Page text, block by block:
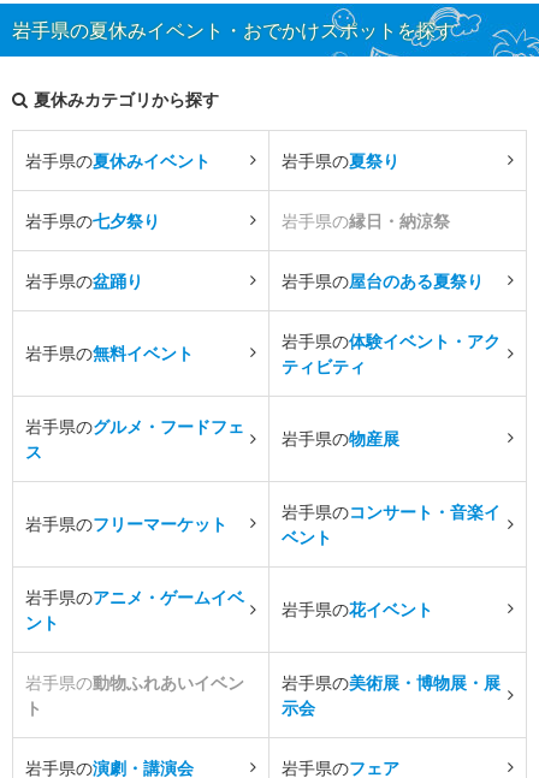
岩手県の夏休みイベント・おでかけスポットを探す
夏休みカテゴリから探す
岩手県の夏休みイベント 岩手県の夏祭り
岩手県の七夕祭り 岩手県の縁日・納涼祭
岩手県の盆踊り 岩手県の屋台のある夏祭り
岩手県の無料イベント
岩手県の体験イベント・アク
ティビティ
岩手県のグルメ・フードフェ
ス
岩手県の物産展
岩手県のフリーマーケット
岩手県のコンサート・音楽イ
ベント
岩手県のアニメ・ゲームイベ
ント
岩手県の花イベント
岩手県の動物ふれあいイベン
ト
岩手県の美術展・博物展・展
示会
岩手県の演劇・講演会 岩手県のフェア